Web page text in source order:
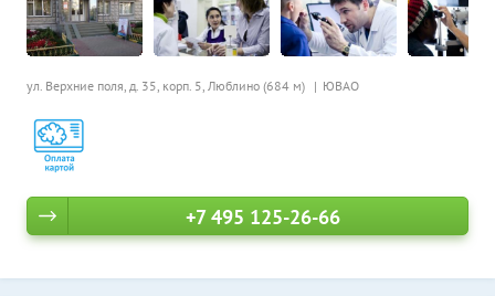
ул. Верхние поля, д. 35, корп. 5, Люблино (684 м) ЮВАО
+7 495 125-26-66